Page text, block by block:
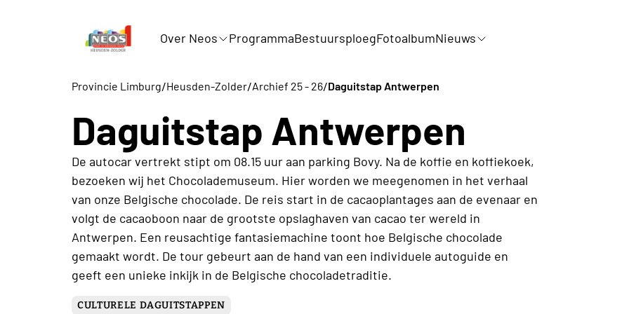
Over Neos ProgrammaBestuursploegFotoalbumNieuws
Provincie Limburg/Heusden-Zolder/Archief 25 - 26/Daguitstap Antwerpen
Daguitstap Antwerpen
De autocar vertrekt stipt om 08.15 uur aan parking Bovy. Na de koffie en koffiekoek,
bezoeken wij het Chocolademuseum. Hier worden we meegenomen in het verhaal
van onze Belgische chocolade. De reis start in de cacaoplantages aan de evenaar en
volgt de cacaoboon naar de grootste opslaghaven van cacao ter wereld in
Antwerpen. Een reusachtige fantasiemachine toont hoe Belgische chocolade
gemaakt wordt. De tour gebeurt aan de hand van een individuele autoguide en
geeft een unieke inkijk in de Belgische chocoladetraditie.
CULTURELE DAGUITSTAPPEN